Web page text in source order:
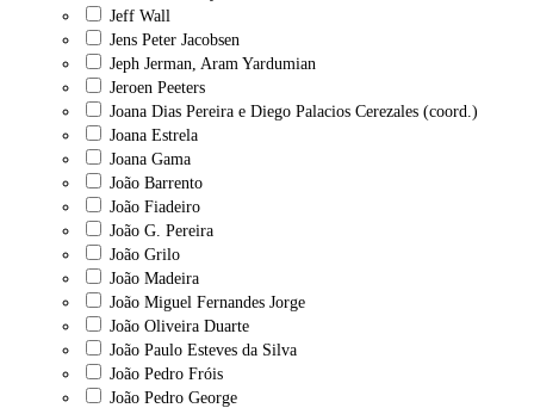
Jeff Wall
Jens Peter Jacobsen
Jeph Jerman, Aram Yardumian
Jeroen Peeters
Joana Dias Pereira e Diego Palacios Cerezales (coord.)
Joana Estrela
Joana Gama
João Barrento
João Fiadeiro
João G. Pereira
João Grilo
João Madeira
João Miguel Fernandes Jorge
João Oliveira Duarte
João Paulo Esteves da Silva
João Pedro Fróis
João Pedro George